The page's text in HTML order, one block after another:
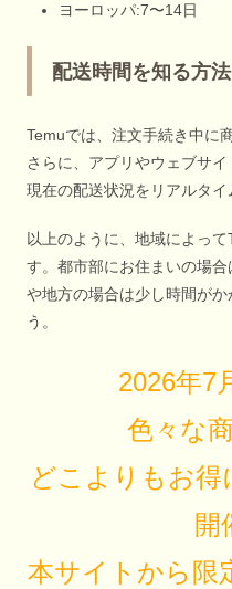
ヨーロッパ:7〜14日
配送時間を知る方法
Temuでは、注文手続き中に
さらに、アプリやウェブサイ
現在の配送状況をリアルタイ
以上のように、地域によっ
す。都市部にお住まいの場
や地方の場合は少し時間が
う。
2026年7
色々な
どこよりもお得
開
本サイトから限